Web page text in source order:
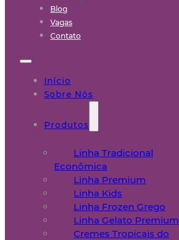
Blog
Vagas
Contato
Início
Sobre Nós
Produtos
Linha Tradicional
Econômica
Linha Premium
Linha Kids
Linha Frozen Grego
Linha Gelato Premium
Cremes Tropicais do